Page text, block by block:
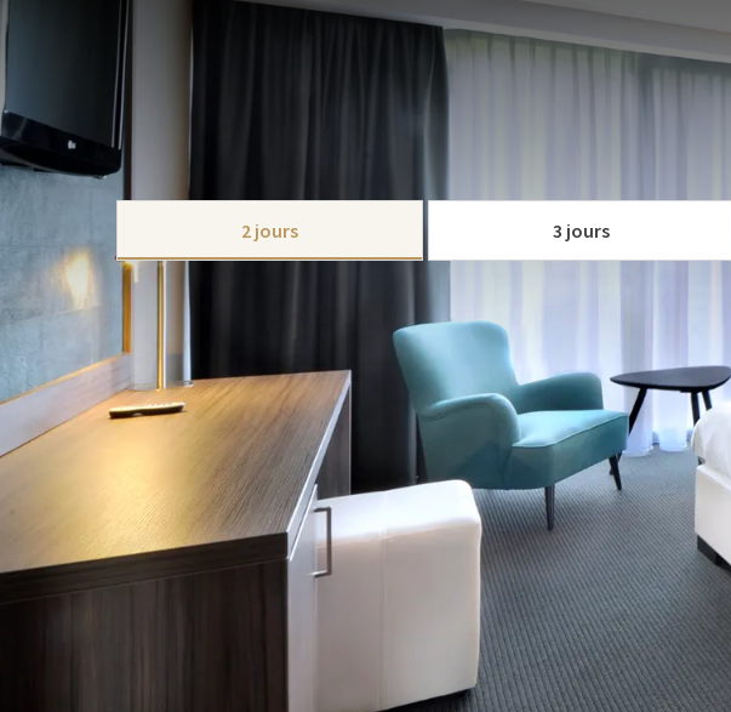
FORFAIT
Envie d'un city trip sympa? Gand a tant à offrir! C'est pourquoi nous avons
pour célébrer la saison estivale où vous pouvez sortir.
Que diriez-vous d'une balade à vélo ou à pied, d'excursions culturelles, de
simplement de détente dans cette belle ville? Cela ressemble-t-il à de la
forfait plein été de Hotel Nazareth-Gent en vaut vraiment la peine!
2 jours 3 jours
Ce paquet comprend:
1 nuitée en chambre avec salle de bain
1x Buffet petit-déjeuner copieux
1 menu 3 plats au choix
Dossier d'information sur Gand et la région de la Lys
Wi-Fi gratuit
Parking gratuit